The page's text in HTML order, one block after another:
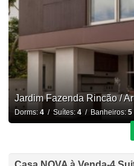
Jardim Fazenda Rincão /
Dorms: 4/ Suítes: 4/ Banheiros: 5